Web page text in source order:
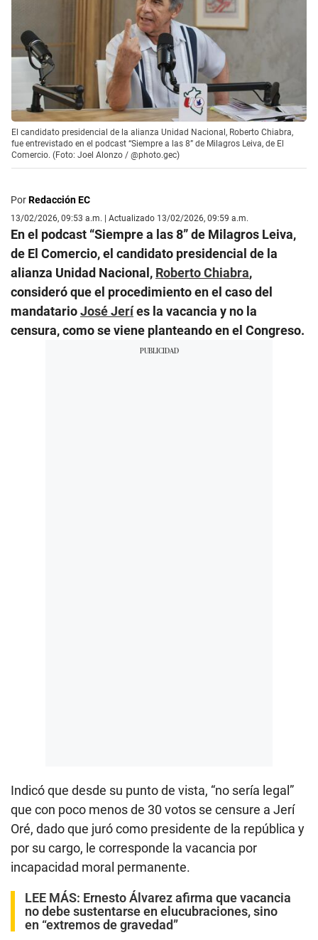
El candidato presidencial de la alianza Unidad Nacional, Roberto Chiabra,
fue entrevistado en el podcast “Siempre a las 8” de Milagros Leiva, de El
Comercio. (Foto: Joel Alonzo / @photo.gec)
PorRedacción EC
13/02/2026, 09:53 a.m. | Actualizado 13/02/2026, 09:59 a.m.
En el podcast “Siempre a las 8” de Milagros Leiva,
de El Comercio, el candidato presidencial de la
alianza Unidad Nacional, Roberto Chiabra,
consideró que el procedimiento en el caso del
mandatarioJosé Jeríes la vacancia y no la
censura, como se viene planteando en el Congreso.
Indicó que desde su punto de vista, “no sería legal”
que con poco menos de 30 votos se censure a Jerí
Oré, dado que juró como presidente de la república y
por su cargo, le corresponde la vacancia por
incapacidad moral permanente.
LEE MÁS: Ernesto Álvarez afirma que vacancia
no debe sustentarse en elucubraciones, sino
en “extremos de gravedad”